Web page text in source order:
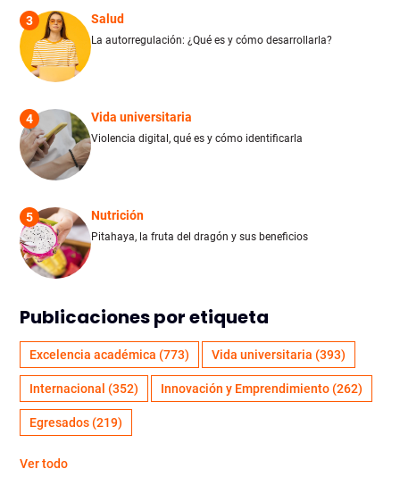
3 Salud
La autorregulación: ¿Qué es y cómo desarrollarla?
4 Vida universitaria
Violencia digital, qué es y cómo identificarla
5 Nutrición
Pitahaya, la fruta del dragón y sus beneficios
Publicaciones por etiqueta
Excelencia académica (773) Vida universitaria (393)
Internacional (352) Innovación y Emprendimiento (262)
Egresados (219)
Ver todo